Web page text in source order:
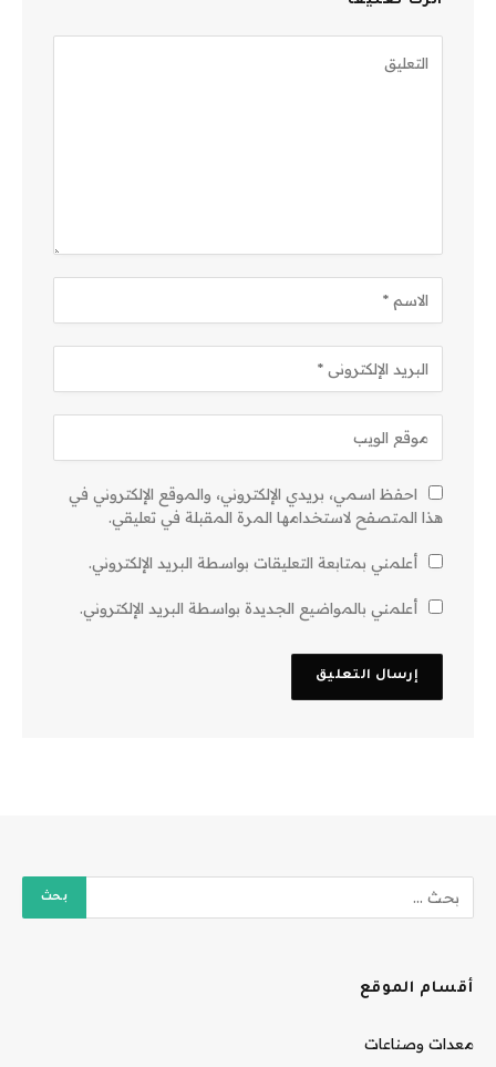
احفظ اسمي، بريدي الإلكتروني، والموقع الإلكتروني في
هذا المتصفح لاستخدامها المرة المقبلة في تعليقي.
أعلمني بمتابعة التعليقات بواسطة البريد الإلكتروني.
أعلمني بالمواضيع الجديدة بواسطة البريد الإلكتروني.
أقسام الموقع
معدات وصناعات